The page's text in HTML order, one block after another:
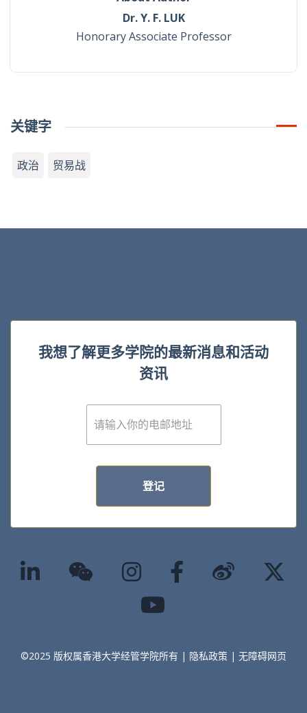
Dr. Y. F. LUK
Honorary Associate Professor
关键字
政治 贸易战
我想了解更多学院的最新消息和活动
资讯
E
m
登记
©2025 版权属香港大学经管学院所有 | 隐私政策 | 无障碍网页